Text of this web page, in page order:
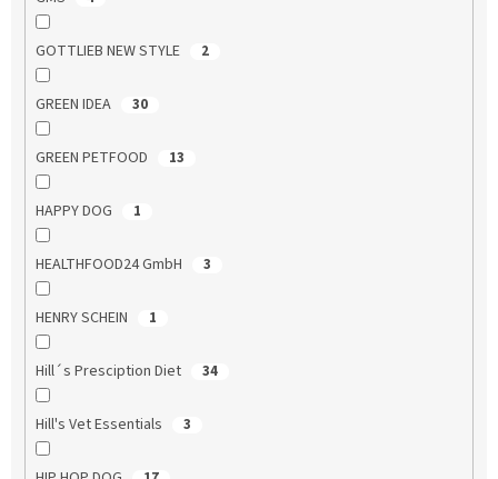
GOTTLIEB NEW STYLE 2
GREEN IDEA 30
GREEN PETFOOD 13
HAPPY DOG 1
HEALTHFOOD24 GmbH 3
HENRY SCHEIN 1
Hill´s Presciption Diet 34
Hill's Vet Essentials 3